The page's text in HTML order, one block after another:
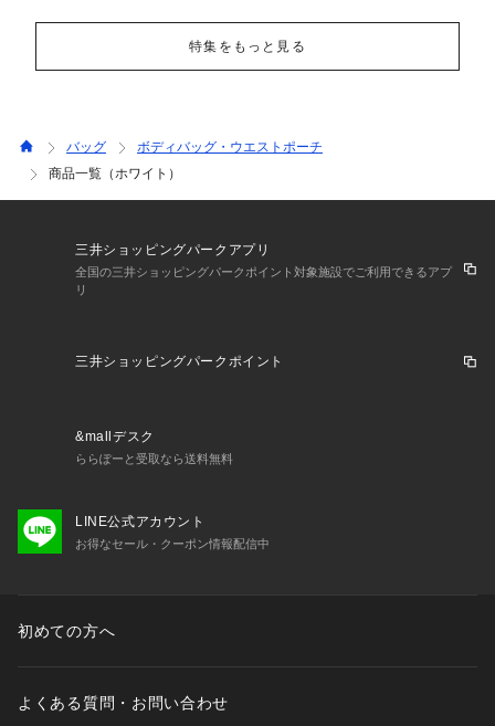
特集をもっと見る
バッグ
ボディバッグ・ウエストポーチ
商品一覧（ホワイト）
三井ショッピングパークアプリ
全国の三井ショッピングパークポイント対象施設でご利用できるアプ
リ
三井ショッピングパークポイント
&mallデスク
ららぽーと受取なら送料無料
LINE公式アカウント
お得なセール・クーポン情報配信中
初めての方へ
よくある質問・お問い合わせ